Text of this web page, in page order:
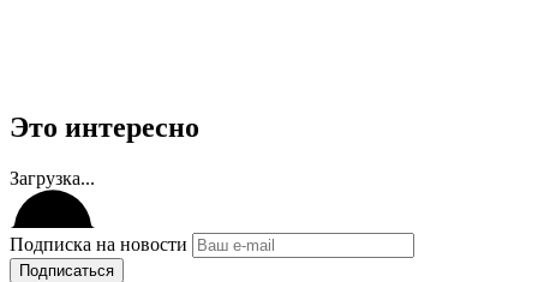
Это интересно
Загрузка...
Подписка на новости
Подписаться